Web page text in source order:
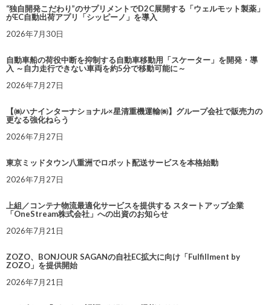
“独自開発こだわり”のサプリメントでD2C展開する「ウェルモット製薬」
がEC自動出荷アプリ「シッピーノ」を導入
2026年7月30日
自動車船の荷役中断を抑制する自動車移動用「スケーター」を開発・導
入 ～自力走行できない車両を約5分で移動可能に～
2026年7月27日
【㈱ハナインターナショナル×星清重機運輸㈱】グループ会社で販売力の
更なる強化ねらう
2026年7月27日
東京ミッドタウン八重洲でロボット配送サービスを本格始動
2026年7月27日
上組／コンテナ物流最適化サービスを提供する スタートアップ企業
「OneStream株式会社」への出資のお知らせ
2026年7月21日
ZOZO、BONJOUR SAGANの自社EC拡大に向け「Fulfillment by
ZOZO」を提供開始
2026年7月21日